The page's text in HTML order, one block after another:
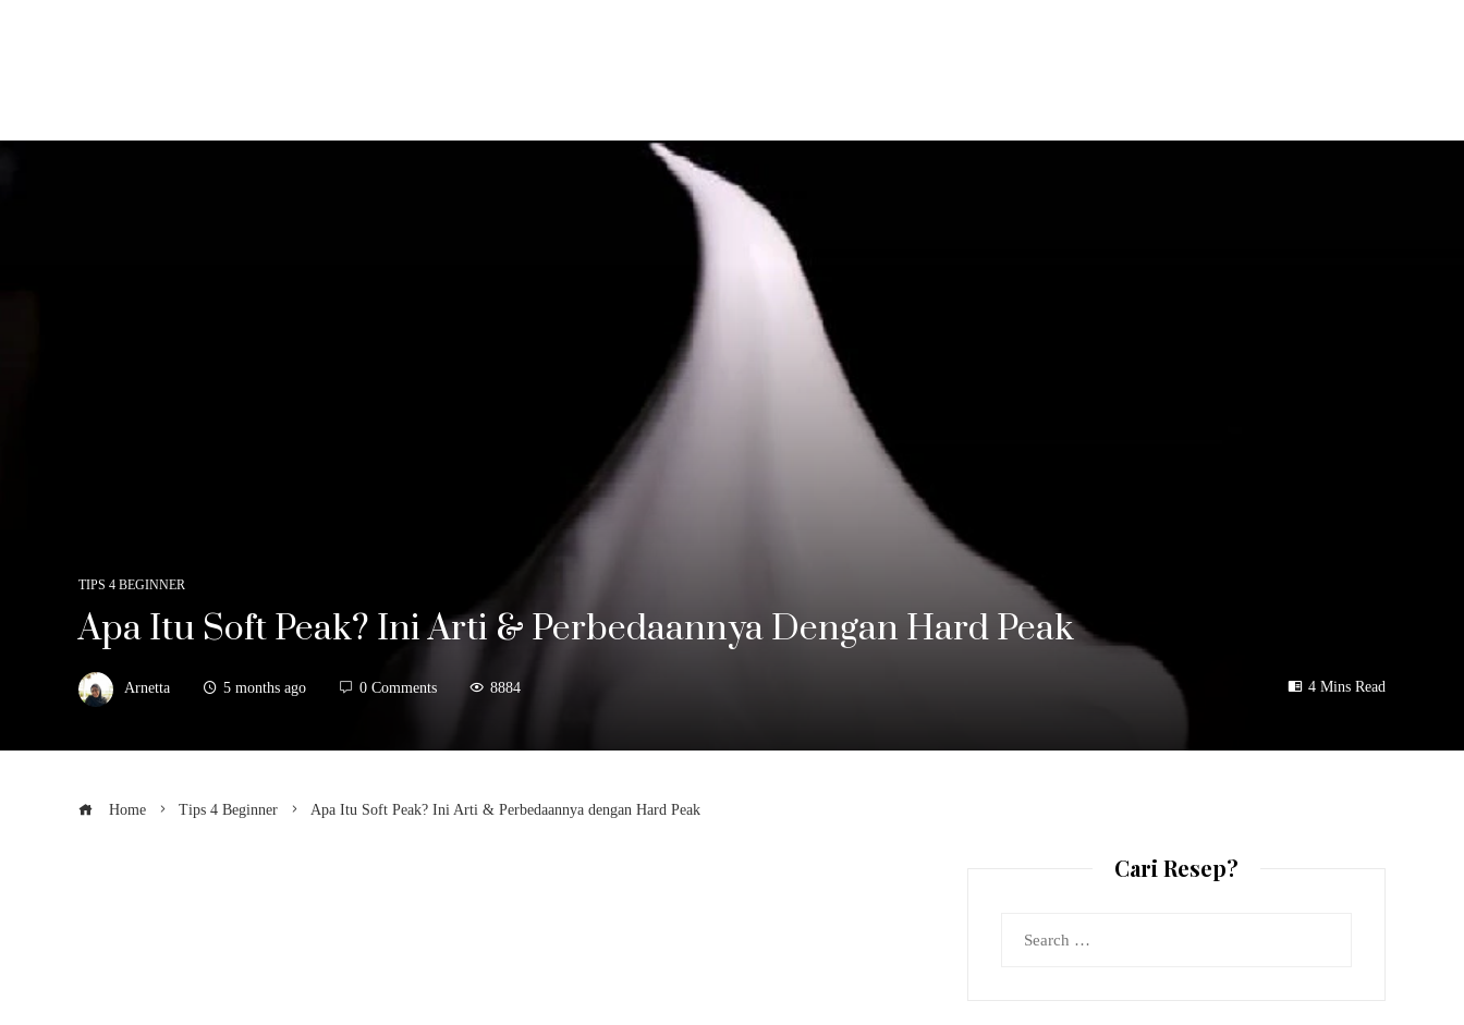
TIPS 4 BEGINNER
Apa Itu Soft Peak? Ini Arti & Perbedaannya Dengan Hard Peak
Arnetta 5 months ago 0 Comments 8884 4 Mins Read
Home Tips 4 Beginner Apa Itu Soft Peak? Ini Arti & Perbedaannya dengan Hard Peak
Cari Resep?